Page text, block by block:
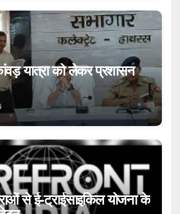
यात्रा को लेकर प्रशासन
से ई-ट्राईसाइकिल योजना के